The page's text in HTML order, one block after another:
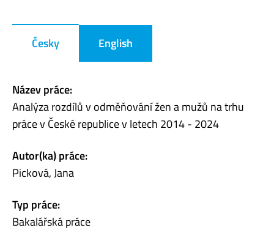
Česky English
Název práce:
Analýza rozdílů v odměňování žen a mužů na trhu
práce v České republice v letech 2014 - 2024
Autor(ka) práce:
Picková, Jana
Typ práce:
Bakalářská práce